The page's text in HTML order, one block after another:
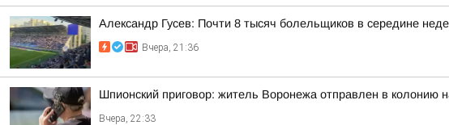
Александр Гусев: Почти 8 тысяч болельщиков в середине
Вчера, 21:36
Шпионский приговор: житель Воронежа отправлен в колонию
Вчера, 22:33